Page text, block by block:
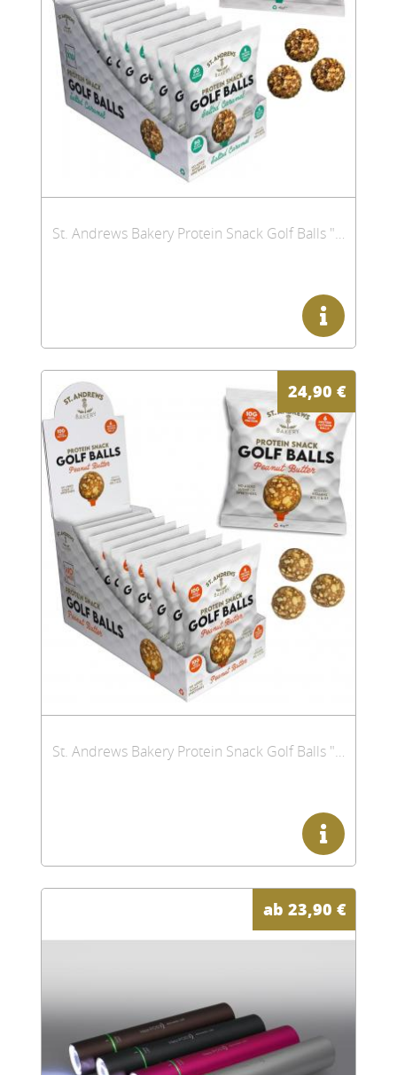
St. Andrews Bakery Protein Snack Golf Balls "Salted Caramel", Thekenbox
24,90 €
St. Andrews Bakery Protein Snack Golf Balls "Peanut Butter", Thekenbox
ab 23,90 €